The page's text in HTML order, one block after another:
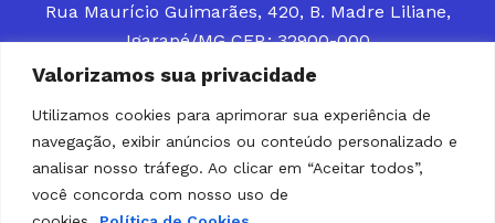
Valorizamos sua privacidade
Utilizamos cookies para aprimorar sua experiência de
navegação, exibir anúncios ou conteúdo personalizado e
analisar nosso tráfego. Ao clicar em “Aceitar todos”,
você concorda com nosso uso de
Rua Maurício Guimarães, 420, B. Madre Liliane,
Igarapé/MG CEP.: 32900-000
CONTATOS (31) 3512-4400 ou (31) 9 8309-8660
DESENVOLVER SOLUÇÕES, AÇÕES E SERVIÇOS
PÚBLICOS QUE COMPLEMENTEM A ASSISTÊNCIA À
POPULAÇÃO DA REGIÃO EM QUE ATUA, SENDO
PARCEIRO DOS MUNICÍPIOS CONSORCIADOS NA
SOLUÇÃO DE DIFICULDADES ENFRENTADAS POR
GESTORES MUNICIPAIS, É O COMPROMISSO DO
ICISMEP.